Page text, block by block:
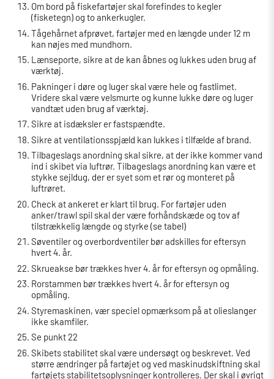
Om bord på fiskefartøjer skal forefindes to kegler
(fisketegn) og to ankerkugler.
Tågehårnet afprøvet, fartøjer med en længde under 12 m
kan nøjes med mundhorn.
Lænseporte, sikre at de kan åbnes og lukkes uden brug af
værktøj.
Pakninger i døre og luger skal være hele og fastlimet.
Vridere skal være velsmurte og kunne lukke døre og luger
vandtæt uden brug af værktøj.
Sikre at isdæksler er fastspændte.
Sikre at ventilationsspjæld kan lukkes i tilfælde af brand.
Tilbageslags anordning skal sikre, at der ikke kommer vand
ind i skibet via luftrør. Tilbageslags anordning kan være et
stykke sejldug, der er syet som et rør og monteret på
luftrøret.
Check at ankeret er klart til brug. For fartøjer uden
anker/trawl spil skal der være forhåndskæde og tov af
tilstrækkelig længde og styrke (se tabel)
Søventiler og overbordventiler bør adskilles for eftersyn
hvert 4. år.
Skrueakse bør trækkes hver 4. år for eftersyn og opmåling.
Rorstammen bør trækkes hvert 4. år for eftersyn og
opmåling.
Styremaskinen, vær speciel opmærksom på at olieslanger
ikke skamfiler.
Se punkt 22
Skibets stabilitet skal være undersøgt og beskrevet. Ved
større ændringer på fartøjet og ved maskinudskiftning skal
fartøjets stabilitetsoplysninger kontrolleres. Der skal i øvrigt